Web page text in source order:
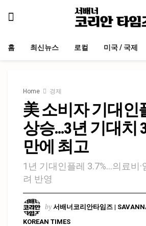
홈 최신뉴스 로컬 미국 / 국제
Home 경제
美 소비자 기대인
상승…3년 기대치
만에 최고
1년 기대인플레 3.7%…의료비·
려 반영
by 서배너코리안타임즈 |
KOREAN TIMES